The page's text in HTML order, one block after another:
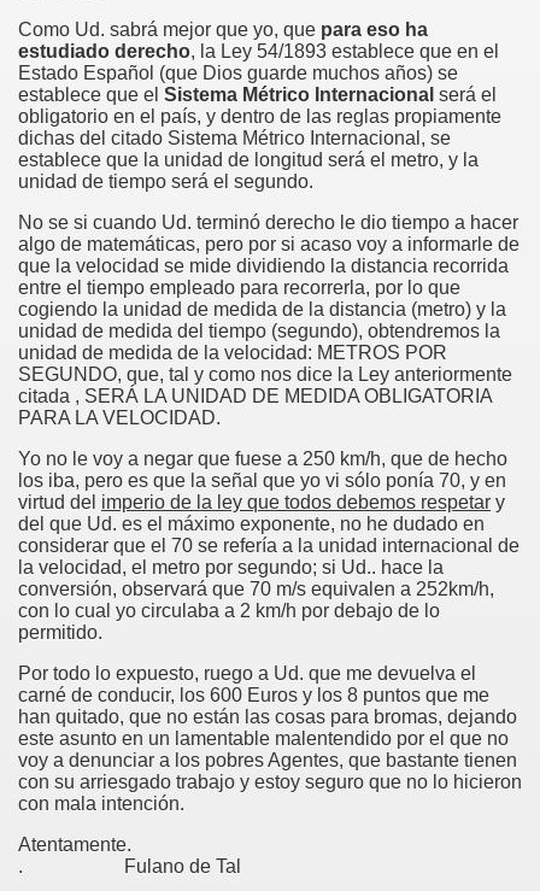
Como Ud. sabrá mejor que yo, que para eso ha
estudiado derecho, la Ley 54/1893 establece que en el
Estado Español (que Dios guarde muchos años) se
establece que el Sistema Métrico Internacional será el
obligatorio en el país, y dentro de las reglas propiamente
dichas del citado Sistema Métrico Internacional, se
establece que la unidad de longitud será el metro, y la
unidad de tiempo será el segundo.
No se si cuando Ud. terminó derecho le dio tiempo a hacer
algo de matemáticas, pero por si acaso voy a informarle de
que la velocidad se mide dividiendo la distancia recorrida
entre el tiempo empleado para recorrerla, por lo que
cogiendo la unidad de medida de la distancia (metro) y la
unidad de medida del tiempo (segundo), obtendremos la
unidad de medida de la velocidad: METROS POR
SEGUNDO, que, tal y como nos dice la Ley anteriormente
citada , SERÁ LA UNIDAD DE MEDIDA OBLIGATORIA
PARA LA VELOCIDAD.
Yo no le voy a negar que fuese a 250 km/h, que de hecho
los iba, pero es que la señal que yo vi sólo ponía 70, y en
virtud del imperio de la ley que todos debemos respetar y
del que Ud. es el máximo exponente, no he dudado en
considerar que el 70 se refería a la unidad internacional de
la velocidad, el metro por segundo; si Ud.. hace la
conversión, observará que 70 m/s equivalen a 252km/h,
con lo cual yo circulaba a 2 km/h por debajo de lo
permitido.
Por todo lo expuesto, ruego a Ud. que me devuelva el
carné de conducir, los 600 Euros y los 8 puntos que me
han quitado, que no están las cosas para bromas, dejando
este asunto en un lamentable malentendido por el que no
voy a denunciar a los pobres Agentes, que bastante tienen
con su arriesgado trabajo y estoy seguro que no lo hicieron
con mala intención.
Atentamente.
. Fulano de Tal